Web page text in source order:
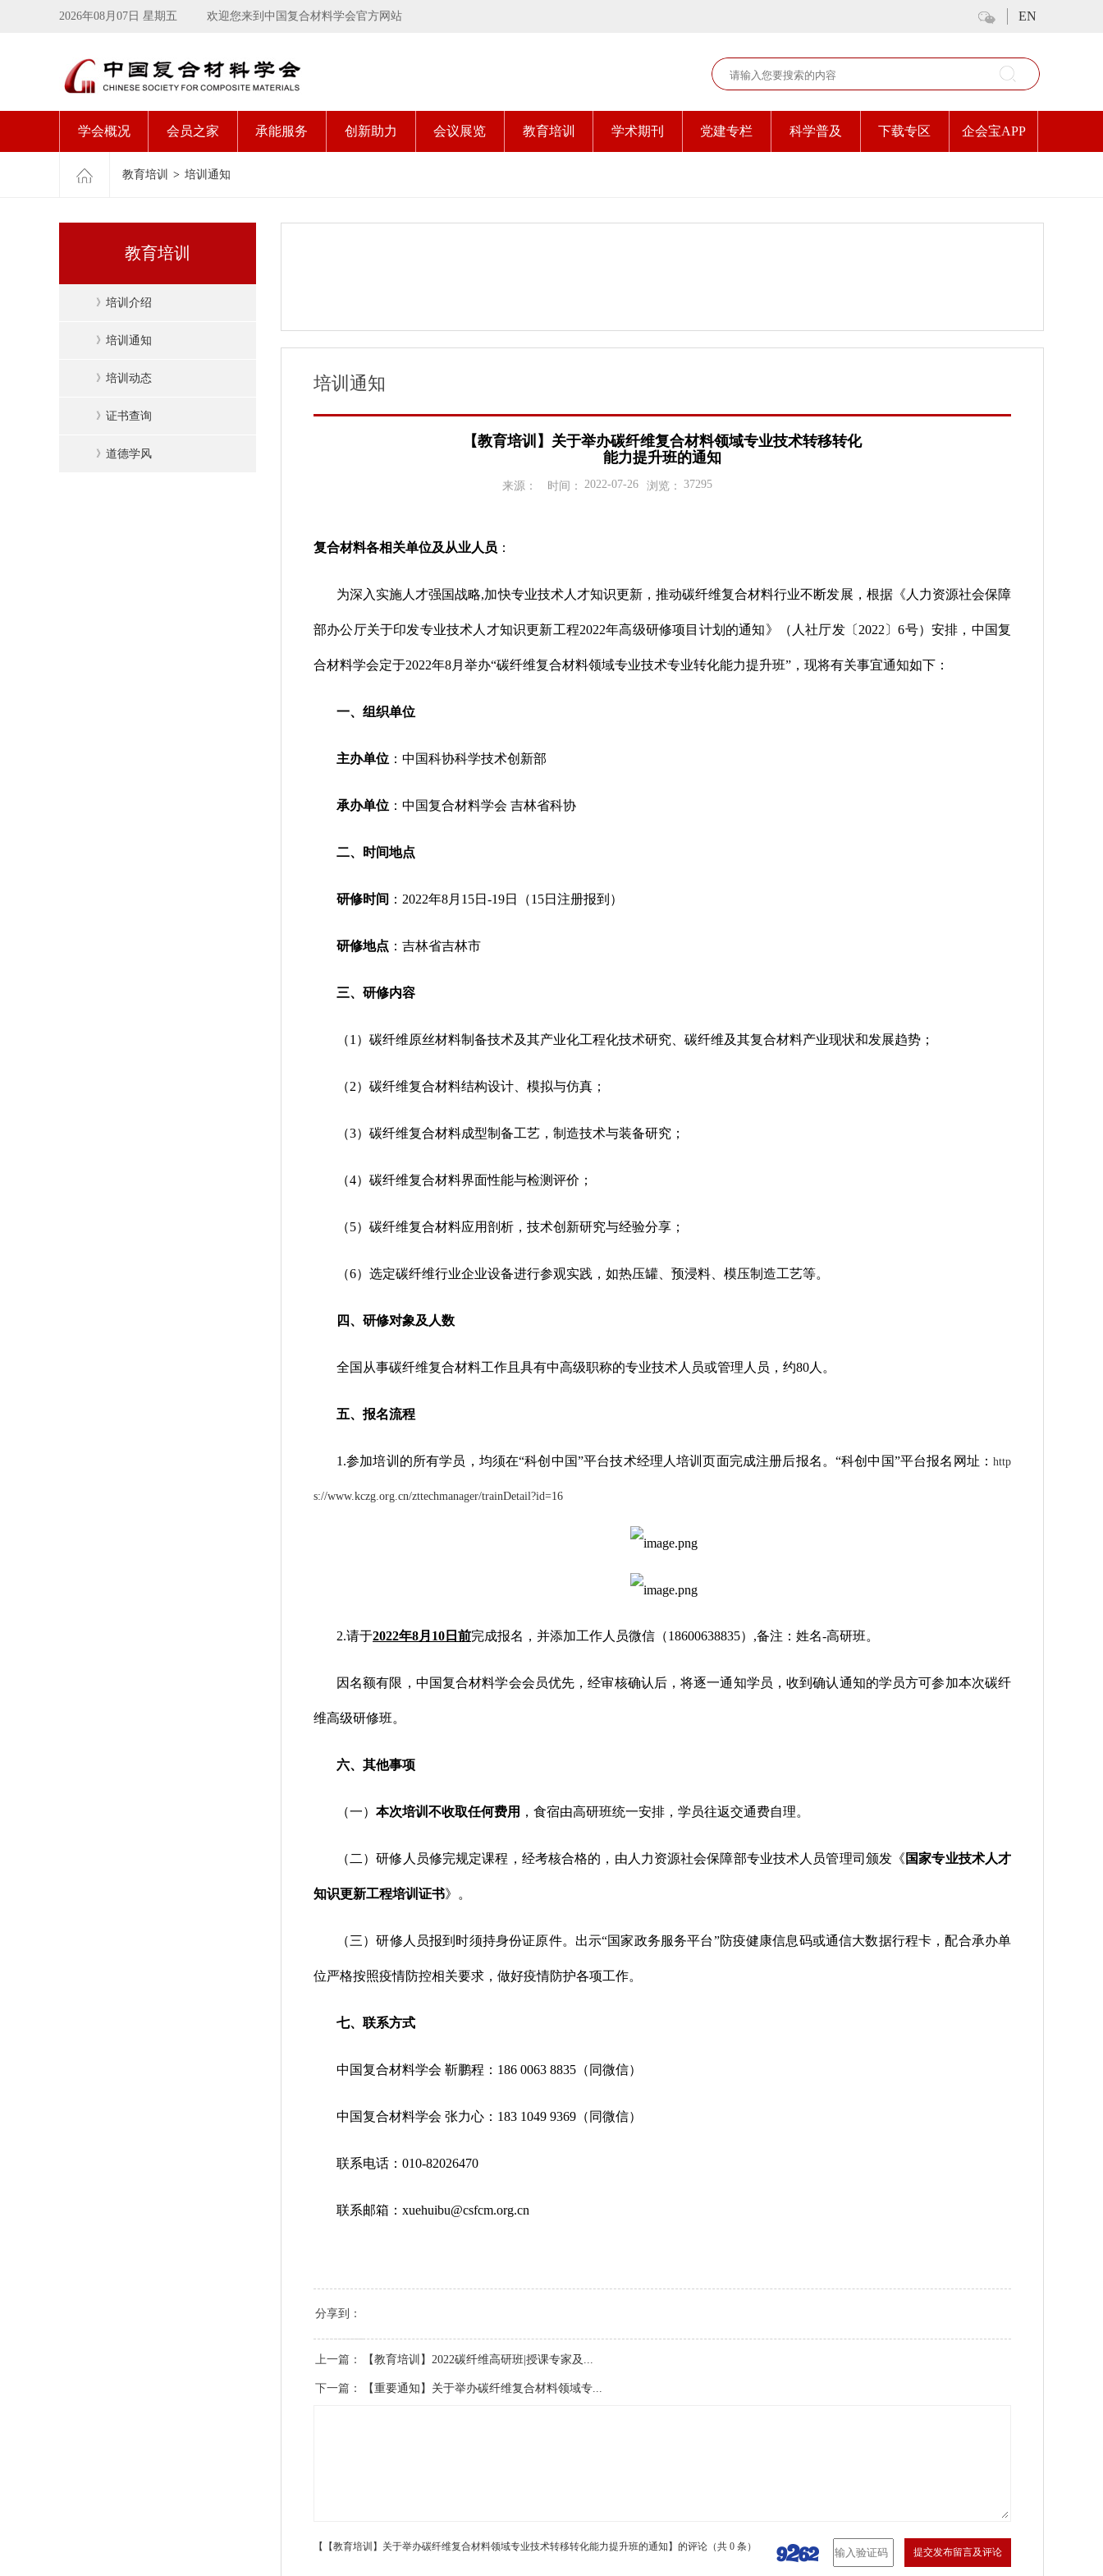
2026年08月07日 星期五 欢迎您来到中国复合材料学会官方网站 EN
学会概况 会员之家 承能服务 创新助力 会议展览 教育培训 学术期刊 党建专栏 科学普及 下载专区 企会宝APP
教育培训 > 培训通知
教育培训
》 培训介绍
》 培训通知
》 培训动态
》 证书查询
》 道德学风
培训通知
【教育培训】关于举办碳纤维复合材料领域专业技术转移转化
能力提升班的通知
来源： 时间： 2022-07-26 浏览： 37295
复合材料各相关单位及从业人员 ：
为深入实施人才强国战略,加快专业技术人才知识更新，推动碳纤维复合材料行业不断发展，根据《人力资源社会保障
部办公厅关于印发专业技术人才知识更新工程2022年高级研修项目计划的通知》（人社厅发〔2022〕6号）安排，中国复
合材料学会定于2022年8月举办“碳纤维复合材料领域专业技术专业转化能力提升班”，现将有关事宜通知如下：
一、组织单位
主办单位 ：中国科协科学技术创新部
承办单位 ：中国复合材料学会 吉林省科协
二、时间地点
研修时间 ：2022年8月15日-19日（15日注册报到）
研修地点 ：吉林省吉林市
三、研修内容
（1）碳纤维原丝材料制备技术及其产业化工程化技术研究、碳纤维及其复合材料产业现状和发展趋势；
（2）碳纤维复合材料结构设计、模拟与仿真；
（3）碳纤维复合材料成型制备工艺，制造技术与装备研究；
（4）碳纤维复合材料界面性能与检测评价；
（5）碳纤维复合材料应用剖析，技术创新研究与经验分享；
（6）选定碳纤维行业企业设备进行参观实践，如热压罐、预浸料、模压制造工艺等。
四、研修对象及人数
全国从事碳纤维复合材料工作且具有中高级职称的专业技术人员或管理人员，约80人。
五、报名流程
1.参加培训的所有学员，均须在“科创中国”平台技术经理人培训页面完成注册后报名。“科创中国”平台报名网址： http
s://www.kczg.org.cn/zttechmanager/trainDetail?id=16
2.请于2022年8月10日前完成报名，并添加工作人员微信（18600638835）,备注：姓名-高研班。
因名额有限，中国复合材料学会会员优先，经审核确认后，将逐一通知学员，收到确认通知的学员方可参加本次碳纤
维高级研修班。
六、其他事项
（一） 本次培训不收取任何费用 ，食宿由高研班统一安排，学员往返交通费自理。
（二）研修人员修完规定课程，经考核合格的，由人力资源社会保障部专业技术人员管理司颁发《 国家专业技术人才
知识更新工程培训证书》。
（三）研修人员报到时须持身份证原件。出示“国家政务服务平台”防疫健康信息码或通信大数据行程卡，配合承办单
位严格按照疫情防控相关要求，做好疫情防护各项工作。
七、联系方式
中国复合材料学会 靳鹏程：186 0063 8835（同微信）
中国复合材料学会 张力心：183 1049 9369（同微信）
联系电话：010-82026470
联系邮箱：xuehuibu@csfcm.org.cn
分享到：
上一篇： 【教育培训】2022碳纤维高研班|授课专家及...
下一篇： 【重要通知】关于举办碳纤维复合材料领域专...
【【教育培训】关于举办碳纤维复合材料领域专业技术转移转化能力提升班的通知】的评论（共 0 条） 提交发布留言及评论